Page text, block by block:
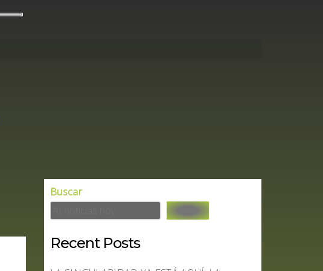
Buscar
Recent Posts